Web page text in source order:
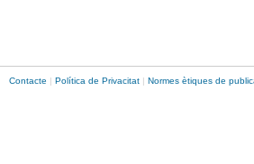
Contacte | Política de Privacitat | Normes ètiques de